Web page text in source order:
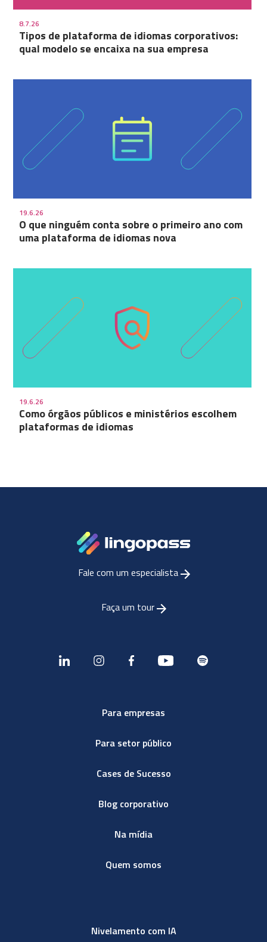
8.7.26
Tipos de plataforma de idiomas corporativos:
qual modelo se encaixa na sua empresa
19.6.26
O que ninguém conta sobre o primeiro ano com
uma plataforma de idiomas nova
19.6.26
Como órgãos públicos e ministérios escolhem
plataformas de idiomas
Fale com um especialista
Faça um tour
Para empresas
Para setor público
Cases de Sucesso
Blog corporativo
Na mídia
Quem somos
Nivelamento com IA